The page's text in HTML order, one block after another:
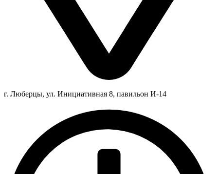
г. Люберцы, ул. Инициативная 8, павильон И-14